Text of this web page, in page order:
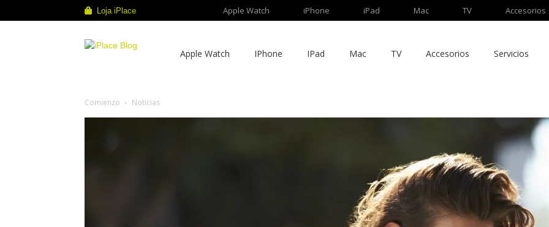
Loja iPlace Apple Watch iPhone iPad Mac TV Accesorios
Apple Watch IPhone IPad Mac TV Accesorios Servicios
Comienzo Noticias